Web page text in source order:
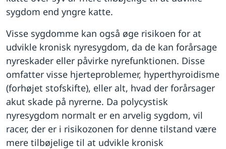
sygdom end yngre katte.
Visse sygdomme kan også øge risikoen for at
udvikle kronisk nyresygdom, da de kan forårsage
nyreskader eller påvirke nyrefunktionen. Disse
omfatter visse hjerteproblemer, hyperthyroidisme
(forhøjet stofskifte), eller alt, hvad der forårsager
akut skade på nyrerne. Da polycystisk
nyresygdom normalt er en arvelig sygdom, vil
racer, der er i risikozonen for denne tilstand være
mere tilbøjelige til at udvikle kronisk